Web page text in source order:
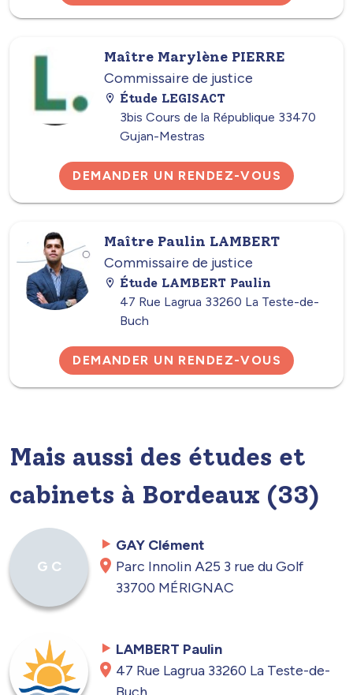
Maître Marylène PIERRE
Commissaire de justice
Étude LEGISACT
3bis Cours de la République 33470
Gujan-Mestras
DEMANDER UN RENDEZ-VOUS
Maître Paulin LAMBERT
Commissaire de justice
Étude LAMBERT Paulin
47 Rue Lagrua 33260 La Teste-de-
Buch
DEMANDER UN RENDEZ-VOUS
Mais aussi des études et
cabinets à Bordeaux (33)
G C
GAY Clément
Parc Innolin A25 3 rue du Golf
33700 MÉRIGNAC
LAMBERT Paulin
47 Rue Lagrua 33260 La Teste-de-
Buch